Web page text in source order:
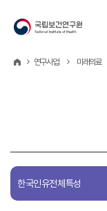
연구사업 미래의료
한국인유전체특성